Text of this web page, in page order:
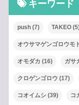
キーワード
push(7) TAKEO
オウサマゲンゴロウモ
オモダカ (16) ガサ
クロゲンゴロウ (17)
コオイムシ(39) コ